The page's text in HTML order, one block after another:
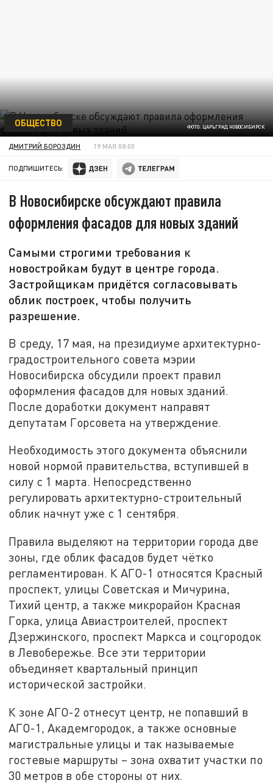
ФОТО: ЦАРЬГРАД НОВОСИБИРСК
ОБЩЕСТВО
ДМИТРИЙ БОРОЗДИН 19 МАЯ 08:00
ПОДПИШИТЕСЬ:
В Новосибирске обсуждают правила
оформления фасадов для новых зданий
Самыми строгими требования к
новостройкам будут в центре города.
Застройщикам придётся согласовывать
облик построек, чтобы получить
разрешение.
В среду, 17 мая, на президиуме архитектурно-
градостроительного совета мэрии
Новосибирска обсудили проект правил
оформления фасадов для новых зданий.
После доработки документ направят
депутатам Горсовета на утверждение.
Необходимость этого документа объяснили
новой нормой правительства, вступившей в
силу с 1 марта. Непосредственно
регулировать архитектурно-строительный
облик начнут уже с 1 сентября.
Правила выделяют на территории города две
зоны, где облик фасадов будет чётко
регламентирован. К АГО-1 относятся Красный
проспект, улицы Советская и Мичурина,
Тихий центр, а также микрорайон Красная
Горка, улица Авиастроителей, проспект
Дзержинского, проспект Маркса и соцгородок
в Левобережье. Все эти территории
объединяет квартальный принцип
исторической застройки.
К зоне АГО-2 отнесут центр, не попавший в
АГО-1, Академгородок, а также основные
магистральные улицы и так называемые
гостевые маршруты – зона охватит участки по
30 метров в обе стороны от них.